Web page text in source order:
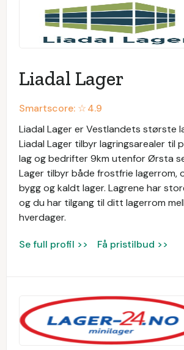
Liadal Lager
Smartscore: ☆4.9
Liadal Lager er Vestlandets største
Liadal Lager tilbyr lagringsarealer til
lag og bedrifter 9km utenfor Ørsta
Lager tilbyr både frostfrie lagerrom,
bygg og kaldt lager. Lagrene har
og du har tilgang til ditt lagerrom
hverdager.
Se full profil >> Få pristilbud >>